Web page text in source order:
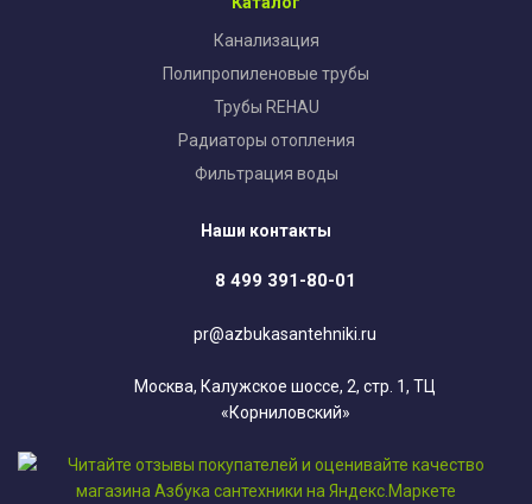
Канализация
Полипропиленовые трубы
Трубы REHAU
Радиаторы отопления
Фильтрация воды
Наши контакты
8 499 391-80-01
pr@azbukasantehniki.ru
Москва, Калужское шоссе, 2, стр. 1, ТЦ
«Корниловский»